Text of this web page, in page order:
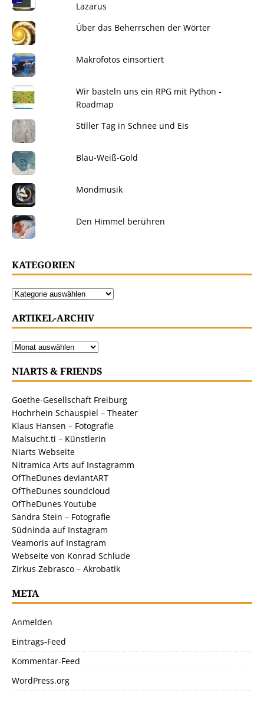
Lazarus
Über das Beherrschen der Wörter
Makrofotos einsortiert
Wir basteln uns ein RPG mit Python -
Roadmap
Stiller Tag in Schnee und Eis
Blau-Weiß-Gold
Mondmusik
Den Himmel berühren
KATEGORIEN
ARTIKEL-ARCHIV
NIARTS & FRIENDS
Goethe-Gesellschaft Freiburg
Hochrhein Schauspiel – Theater
Klaus Hansen – Fotografie
Malsucht.ti – Künstlerin
Niarts Webseite
Nitramica Arts auf Instagramm
OfTheDunes deviantART
OfTheDunes soundcloud
OfTheDunes Youtube
Sandra Stein – Fotografie
Südninda auf Instagram
Veamoris auf Instagram
Webseite von Konrad Schlude
Zirkus Zebrasco – Akrobatik
META
Anmelden
Eintrags-Feed
Kommentar-Feed
WordPress.org